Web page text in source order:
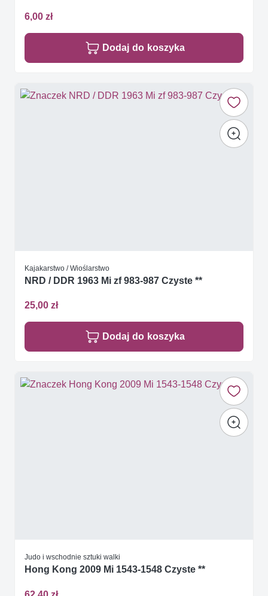
6,00 zł
Dodaj do koszyka
Kajakarstwo / Wioślarstwo
NRD / DDR 1963 Mi zf 983-987 Czyste **
25,00 zł
Dodaj do koszyka
Judo i wschodnie sztuki walki
Hong Kong 2009 Mi 1543-1548 Czyste **